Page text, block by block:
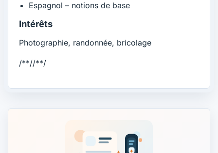
Espagnol – notions de base
Intérêts
Photographie, randonnée, bricolage
/**//**/